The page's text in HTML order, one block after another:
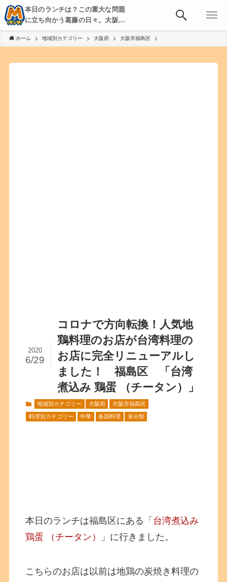
本日のランチは？この重大な問題
に立ち向かう葛藤の日々。大阪・
京都・神戸を中心とした食べ歩
き、飲み歩きを綴る。
ホーム 地域別カテゴリー 大阪府 大阪市福島区
コロナで方向転換！人気地
鶏料理のお店が台湾料理の
お店に完全リニューアルし
ました！ 福島区 「台湾
煮込み 鶏蛋 （チータン）」
2020
6/29
地域別カテゴリー 大阪府 大阪市福島区
料理別カテゴリー 中華 各国料理 未分類
本日のランチは福島区にある「 台湾煮込み
鶏蛋 （チータン）
」に行きました。
こちらのお店は以前は地鶏の炭焼き料理の